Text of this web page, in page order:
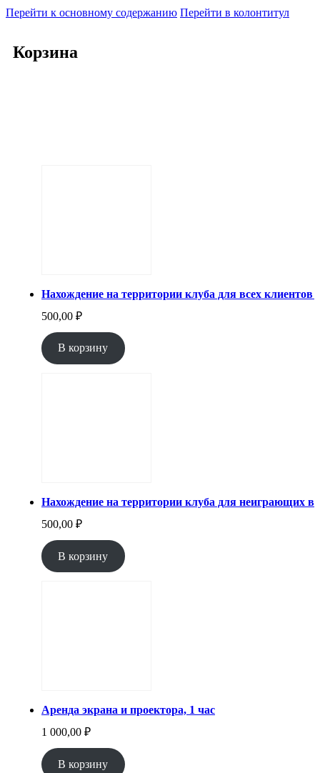
Перейти к основному содержанию Перейти в колонтитул
Корзина
Нахождение на территории клуба для всех клиентов
500,00 ₽
В корзину
Нахождение на территории клуба для неиграющих в
500,00 ₽
В корзину
Аренда экрана и проектора, 1 час
1 000,00 ₽
В корзину